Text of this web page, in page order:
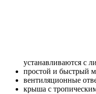
устанавливаются с
простой и быстрый
вентиляционные
крыша с